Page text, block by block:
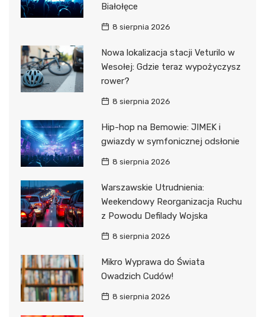
Białołęce
8 sierpnia 2026
Nowa lokalizacja stacji Veturilo w
Wesołej: Gdzie teraz wypożyczysz
rower?
8 sierpnia 2026
Hip-hop na Bemowie: JIMEK i
gwiazdy w symfonicznej odsłonie
8 sierpnia 2026
Warszawskie Utrudnienia:
Weekendowy Reorganizacja Ruchu
z Powodu Defilady Wojska
8 sierpnia 2026
Mikro Wyprawa do Świata
Owadzich Cudów!
8 sierpnia 2026